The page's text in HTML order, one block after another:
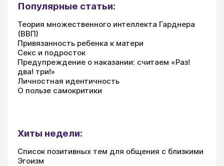
Популярные статьи:
Теория множественного интеллекта Гарднера
(ВВП)
Привязанность ребенка к матери
Секс и подросток
Предупреждение о наказании: считаем «Раз!
два! три!»
Личностная идентичность
О пользе самокритики
Хиты недели:
Список позитивных тем для общения с близкими
Эгоизм